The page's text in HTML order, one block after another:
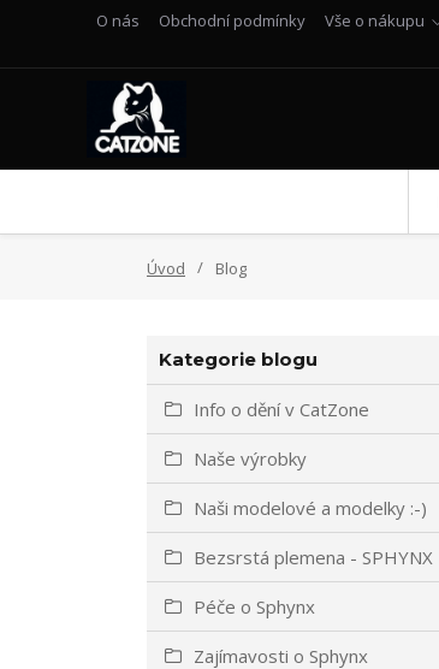
O nás Obchodní podmínky Vše o nákupu
Úvod Blog
Kategorie blogu
Info o dění v CatZone
Naše výrobky
Naši modelové a modelky :-)
Bezsrstá plemena - SPHYNX
Péče o Sphynx
Zajímavosti o Sphynx